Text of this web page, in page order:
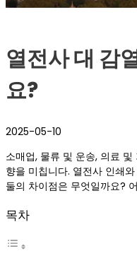
열전사 대 감
요?
2025-05-10
소매업, 물류 및 운송, 의료
향을 미칩니다. 열전사 인쇄
둘의 차이점은 무엇일까요?
목차